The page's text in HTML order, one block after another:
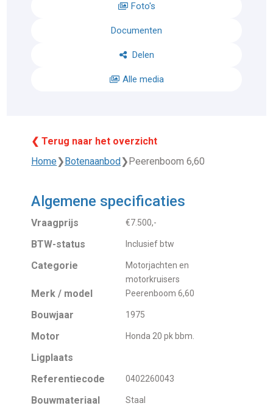
Foto's
Documenten
Delen
Alle media
❮ Terug naar het overzicht
Home❯ Botenaanbod ❯ Peerenboom 6,60
Algemene specificaties
Vraagprijs €7.500,-
BTW-status Inclusief btw
Categorie
Motorjachten en
motorkruisers
Merk / model Peerenboom 6,60
Bouwjaar 1975
Motor Honda 20 pk bbm.
Ligplaats
Referentiecode
0402260043
Bouwmateriaal Staal